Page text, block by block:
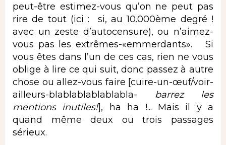
peut-être estimez-vous qu’on ne peut pas
rire de tout (ici : si, au 10.000ème degré !
avec un zeste d’autocensure), ou n’aimez-
vous pas les extrêmes-«emmerdants». Si
vous êtes dans l’un de ces cas, rien ne vous
oblige à lire ce qui suit, donc passez à autre
chose ou allez-vous faire [cuire-un-œuf/voir-
ailleurs-blablablablablabla- barrez les
mentions inutiles!], ha ha !... Mais il y a
quand même deux ou trois passages
sérieux.